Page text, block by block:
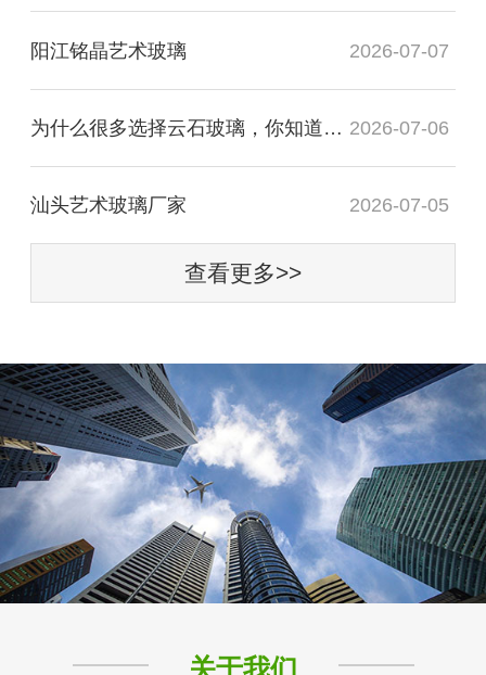
阳江铭晶艺术玻璃 2026-07-07
为什么很多选择云石玻璃，你知道有什么用处吗？ 2026-07-06
汕头艺术玻璃厂家 2026-07-05
查看更多>>
关于我们